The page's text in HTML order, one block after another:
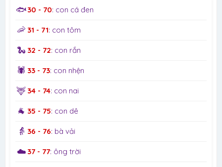
🐟30 - 70: con cá đen
🦐 31 - 71: con tôm
🐍 32 - 72: con rắn
🕷️ 33 - 73: con nhện
🦌 34 - 74: con nai
🐐 35 - 75: con dê
👵 36 - 76: bà vải
☁️ 37 - 77: ông trời